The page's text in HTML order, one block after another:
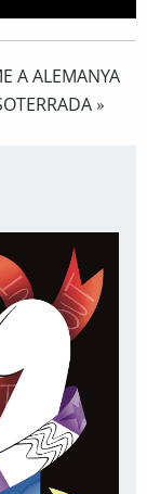
A ALEMANYA
»